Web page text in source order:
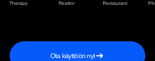
Therapy
practise
Realtor Restaurant
Ota käyttöön nyt